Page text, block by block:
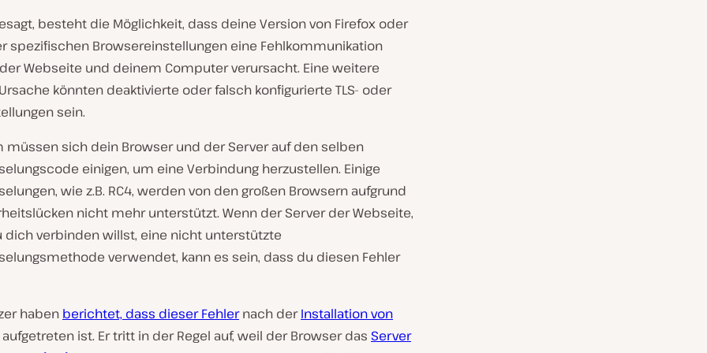
besteht die Möglichkeit, dass deine Version von Firefox oder
spezifischen Browsereinstellungen eine Fehlkommunikation
Webseite und deinem Computer verursacht. Eine weitere
könnten deaktivierte oder falsch konfigurierte TLS- oder
sein.
müssen sich dein Browser und der Server auf den selben
einigen, um eine Verbindung herzustellen. Einige
wie z.B. RC4, werden von den großen Browsern aufgrund
nicht mehr unterstützt. Wenn der Server der Webseite,
dich verbinden willst, eine nicht unterstützte
verwendet, kann es sein, dass du diesen Fehler
haben berichtet, dass dieser Fehlernach derInstallation von
aufgetreten ist. Er tritt in der Regel auf, weil der Browser das Server